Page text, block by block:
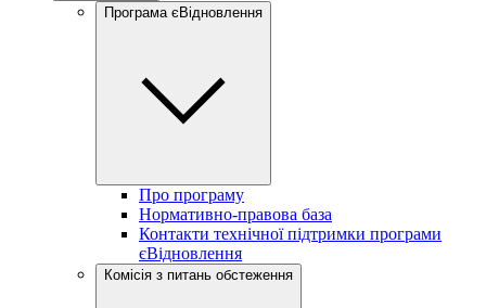
Програма єВідновлення
Про програму
Нормативно-правова база
Контакти технічної підтримки програми
єВідновлення
Комісія з питань обстеження